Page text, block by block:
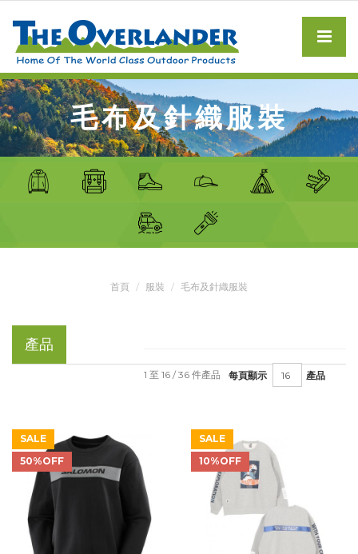
毛布及針織服裝
首頁 服裝 毛布及針織服裝
產品
每頁顯示 產品
1 至 16 / 36 件產品
SALE
50%OFF
SALE
10%OFF